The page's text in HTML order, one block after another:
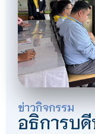
ข่าวกิจกรรม
อธิการบดี